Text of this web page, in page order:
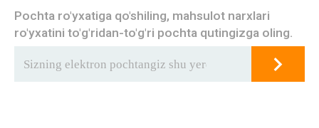
Pochta ro'yxatiga qo'shiling, mahsulot narxlari
ro'yxatini to'g'ridan-to'g'ri pochta qutingizga oling.